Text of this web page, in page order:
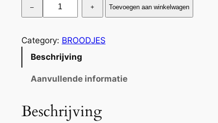
–
r
g
z
d
a
+ Toevoegen aan winkelwagen
Category: BROODJES
Beschrijving
Aanvullende informatie
Beschrijving